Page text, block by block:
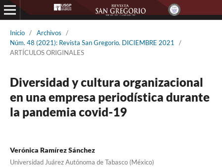
Inicio / Archivos
/
Núm. 48 (2021): Revista San Gregorio. DICIEMBRE 2021
/
ARTÍCULOS ORIGINALES
Diversidad y cultura organizacional
en una empresa periodística durante
la pandemia covid-19
Verónica Ramírez Sánchez
Universidad Juárez Autónoma de Tabasco (México)